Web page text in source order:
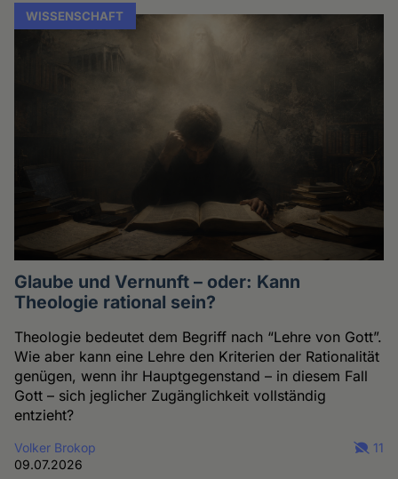
WISSENSCHAFT
Glaube und Vernunft – oder: Kann
Theologie rational sein?
Theologie bedeutet dem Begriff nach “Lehre von Gott”.
Wie aber kann eine Lehre den Kriterien der Rationalität
genügen, wenn ihr Hauptgegenstand – in diesem Fall
Gott – sich jeglicher Zugänglichkeit vollständig
entzieht?
Volker Brokop
09.07.2026
11